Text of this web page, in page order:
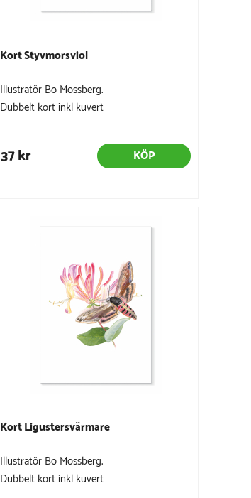
Kort Styvmorsviol
Illustratör Bo Mossberg.
Dubbelt kort inkl kuvert
37 kr KÖP
Kort Ligustersvärmare
Illustratör Bo Mossberg.
Dubbelt kort inkl kuvert